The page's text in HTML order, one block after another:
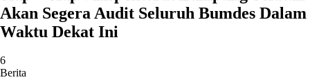
Akan Segera Audit Seluruh Bumdes Dalam
Waktu Dekat Ini
6
Berita